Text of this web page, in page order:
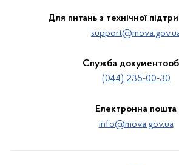
Для питань з технічної
Служба
(044) 235-00-30
Електронна пошта
info@mova.gov.ua